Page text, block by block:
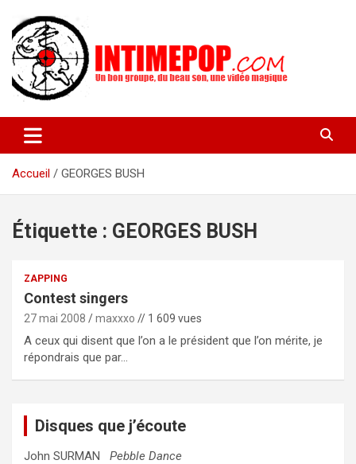
contenu
intimepop.com
actuelles pop rock, post-rock, indé sur Lyon. rock pop concert
lyon
Accueil
GEORGES BUSH
Étiquette : GEORGES BUSH
ZAPPING
Contest singers
27 mai 2008 maxxxo // 1 609 vues
A ceux qui disent que l’on a le président que l’on mérite, je
répondrais que par…
Disques que j’écoute
John SURMAN Pebble Dance